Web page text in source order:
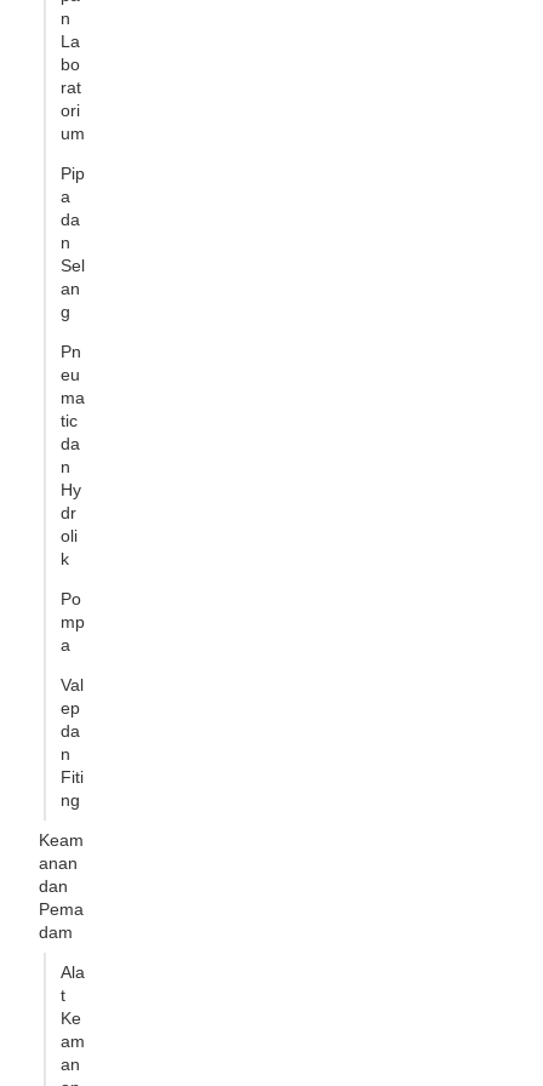
n
La
bo
rat
ori
um
Pip
a
da
n
Sel
an
g
Pn
eu
ma
tic
da
n
Hy
dr
oli
k
Po
mp
a
Val
ep
da
n
Fiti
ng
Keam
anan
dan
Pema
dam
Ala
t
Ke
am
an